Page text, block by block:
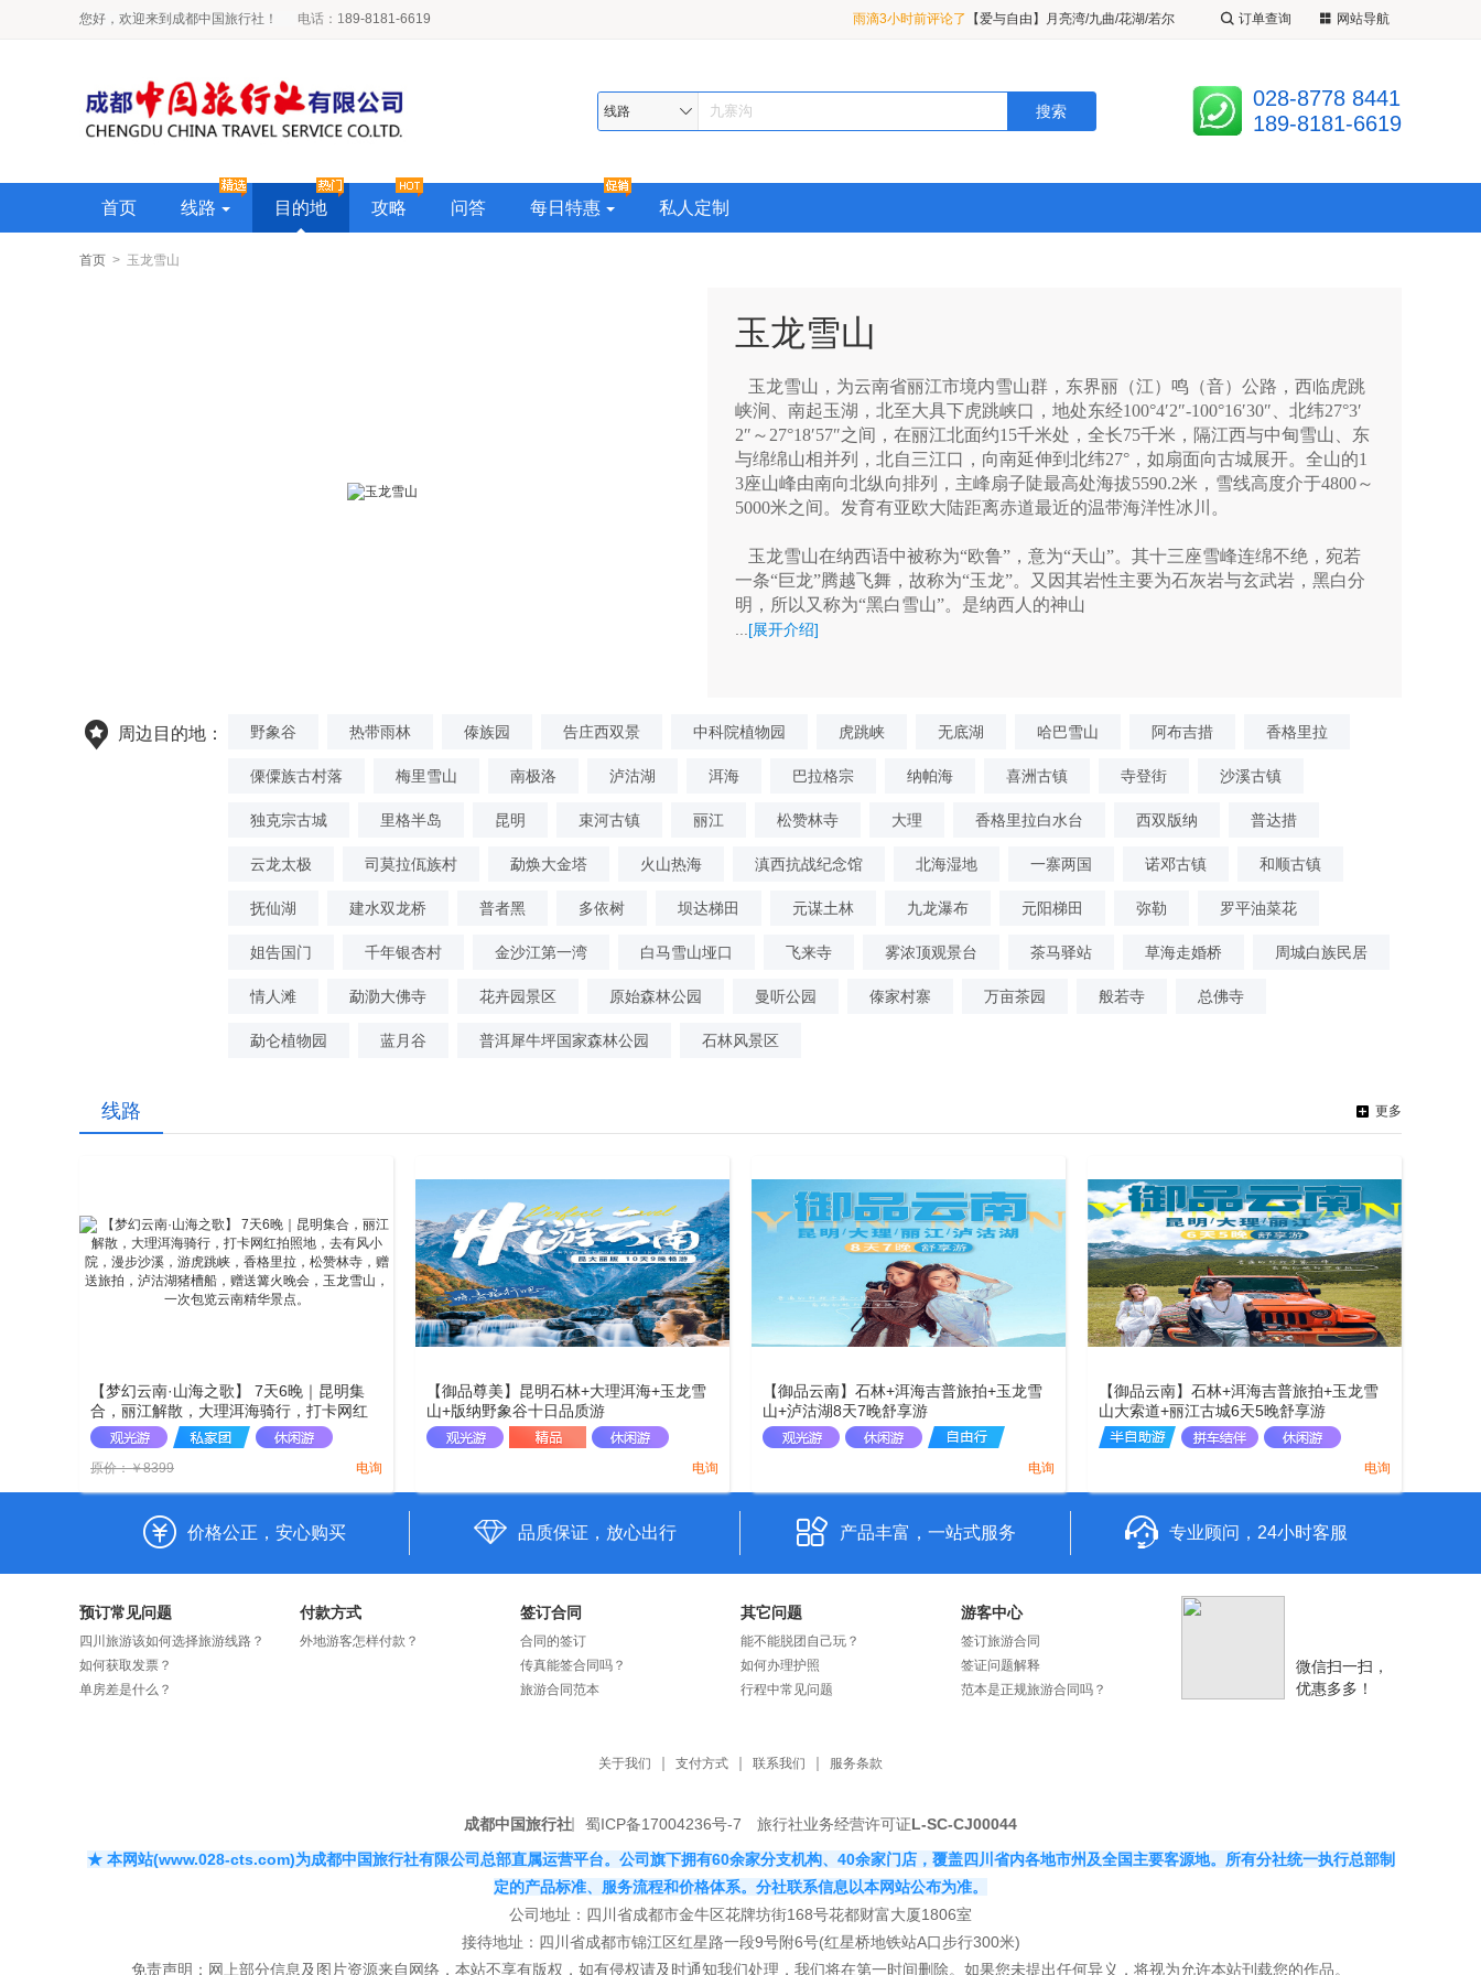
您好，欢迎来到成都中国旅行社！ 电话 ：189-8181-6619 订单查询 网站导航
雨滴3小时前评论了 【爱与自由】月亮湾/九曲/花湖/若尔
3 日游
小红帽31分钟前评论了《九黄花开》2-8 人小团 月亮湾/
九曲/花湖/若尔盖/九寨/黄龙环线纯玩4 日游
线路
028-8778 8441
189-8181-6619
首页 线路 目的地 攻略 问答 每日特惠 私人定制
首页 > 玉龙雪山
玉龙雪山
玉龙雪山，为云南省丽江市境内雪山群，东界丽（江）鸣（音）公路，西临虎跳
峡涧、南起玉湖，北至大具下虎跳峡口，地处东经100°4′2″-100°16′30″、北纬27°3′
2″～27°18′57″之间，在丽江北面约15千米处，全长75千米，隔江西与中甸雪山、东
与绵绵山相并列，北自三江口，向南延伸到北纬27°，如扇面向古城展开。全山的1
3座山峰由南向北纵向排列，主峰扇子陡最高处海拔5590.2米，雪线高度介于4800～
5000米之间。发育有亚欧大陆距离赤道最近的温带海洋性冰川。
玉龙雪山在纳西语中被称为“欧鲁”，意为“天山”。其十三座雪峰连绵不绝，宛若
一条“巨龙”腾越飞舞，故称为“玉龙”。又因其岩性主要为石灰岩与玄武岩，黑白分
明，所以又称为“黑白雪山”。是纳西人的神山
[展开介绍]
周边目的地： 野象谷 热带雨林 傣族园 告庄西双景 中科院植物园 虎跳峡 无底湖 哈巴雪山 阿布吉措 香格里拉
傈僳族古村落 梅里雪山 南极洛 泸沽湖 洱海 巴拉格宗 纳帕海 喜洲古镇 寺登街 沙溪古镇
独克宗古城 里格半岛 昆明 束河古镇 丽江 松赞林寺 大理 香格里拉白水台 西双版纳 普达措
云龙太极 司莫拉佤族村 勐焕大金塔 火山热海 滇西抗战纪念馆 北海湿地 一寨两国 诺邓古镇 和顺古镇
抚仙湖 建水双龙桥 普者黑 多依树 坝达梯田 元谋土林 九龙瀑布 元阳梯田 弥勒 罗平油菜花
姐告国门 千年银杏村 金沙江第一湾 白马雪山垭口 飞来寺 雾浓顶观景台 茶马驿站 草海走婚桥 周城白族民居
情人滩 勐泐大佛寺 花卉园景区 原始森林公园 曼听公园 傣家村寨 万亩茶园 般若寺 总佛寺
勐仑植物园 蓝月谷 普洱犀牛坪国家森林公园 石林风景区
线路 更多
【梦幻云南·山海之歌】 7天6晚｜昆明集
合，丽江解散，大理洱海骑行，打卡网红
拍照地，去有风小院，漫步沙溪，游虎跳
峡，香格里拉，松赞林寺，赠送旅拍，泸
沽湖猪槽船，赠送篝火晚会，玉龙雪山，
一次包览云南精华景点。
原价：￥8399 电询
【御品尊美】昆明石林+大理洱海+玉龙雪
山+版纳野象谷十日品质游
电询
【御品云南】石林+洱海吉普旅拍+玉龙雪
山+泸沽湖8天7晚舒享游
电询
【御品云南】石林+洱海吉普旅拍+玉龙雪
山大索道+丽江古城6天5晚舒享游
电询
价格公正，安心购买 品质保证，放心出行 产品丰富，一站式服务 专业顾问，24小时客服
预订常见问题
四川旅游该如何选择旅游线路？
如何获取发票？
单房差是什么？
付款方式
外地游客怎样付款？
签订合同
合同的签订
传真能签合同吗？
旅游合同范本
其它问题
能不能脱团自己玩？
如何办理护照
行程中常见问题
游客中心
签订旅游合同
签证问题解释
范本是正规旅游合同吗？
微信扫一扫，
优惠多多！
关于我们 支付方式 联系我们 服务条款
成都中国旅行社 蜀ICP备17004236号-7 旅行社业务经营许可证L-SC-CJ00044
★ 本网站(www.028-cts.com)为成都中国旅行社有限公司总部直属运营平台。公司旗下拥有60余家分支机构、40余家门店，覆盖四川省内各地市州及全国主要客源地。所有分社统一执行总部制
定的产品标准、服务流程和价格体系。分社联系信息以本网站公布为准。
公司地址：四川省成都市金牛区花牌坊街168号花都财富大厦1806室
接待地址：四川省成都市锦江区红星路一段9号附6号(红星桥地铁站A口步行300米)
​免责声明：网上部分信息及图片资源来自网络，本站不享有版权，如有侵权请及时通知我们处理，我们将在第一时间删除。如果您未提出任何异义，将视为允许本站刊载您的作品。